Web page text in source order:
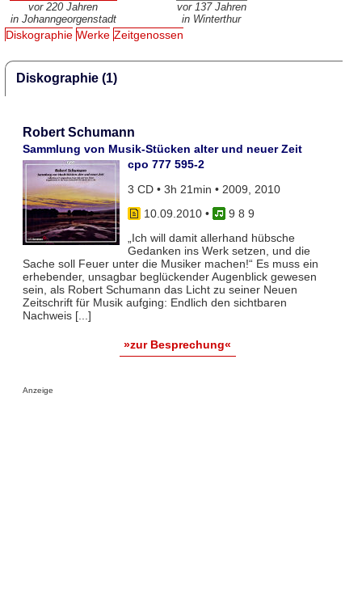
vor 220 Jahren
in Johanngeorgenstadt
vor 137 Jahren
in Winterthur
Diskographie Werke Zeitgenossen
Diskographie (1)
Robert Schumann
Sammlung von Musik-Stücken alter und neuer Zeit
cpo 777 595-2
3 CD • 3h 21min • 2009, 2010
10.09.2010•
9 8 9
„Ich will damit allerhand hübsche
Gedanken ins Werk setzen, und die
Sache soll Feuer unter die Musiker machen!“ Es muss ein
erhebender, unsagbar beglückender Augenblick gewesen
sein, als Robert Schumann das Licht zu seiner Neuen
Zeitschrift für Musik aufging: Endlich den sichtbaren
Nachweis [...]
»zur Besprechung«
Anzeige